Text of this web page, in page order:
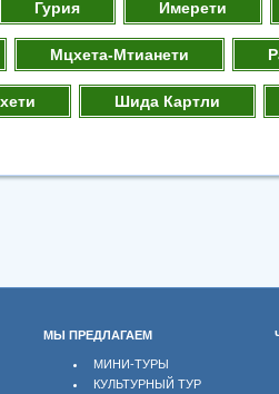
Гурия Имерети
Мцхета-Мтианети
Шида Картли
МЫ ПРЕДЛАГАЕМ
МИНИ-ТУРЫ
КУЛЬТУРНЫЙ ТУР